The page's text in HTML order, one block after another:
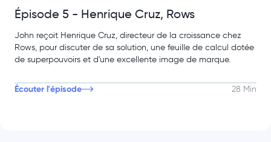
Épisode 5 - Henrique Cruz, Rows
John reçoit Henrique Cruz, directeur de la croissance chez
Rows, pour discuter de sa solution, une feuille de calcul dotée
de superpouvoirs et d'une excellente image de marque.
Écouter l'épisode 28 Min